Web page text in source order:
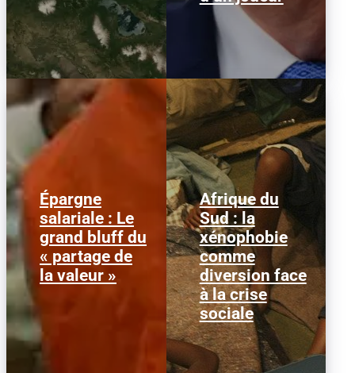
Épargne
salariale : Le
grand bluff du
« partage de
la valeur »
Alors que l'inflation et la
course aux profits
écrasent le pouvoir
d’achat, la loi « partage
de la...
Afrique du
Sud : la
xénophobie
comme
diversion face
à la crise
sociale
© HCR/ James Oatway
L’Afrique du Sud est
entrée dans une
séquence dangereuse.
Des groupes...